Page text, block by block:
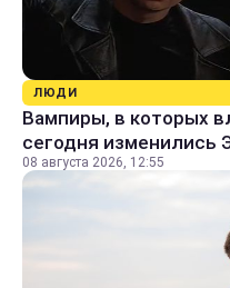
ЛЮДИ
Вампиры, в которых
сегодня изменились
08 августа 2026, 12:55